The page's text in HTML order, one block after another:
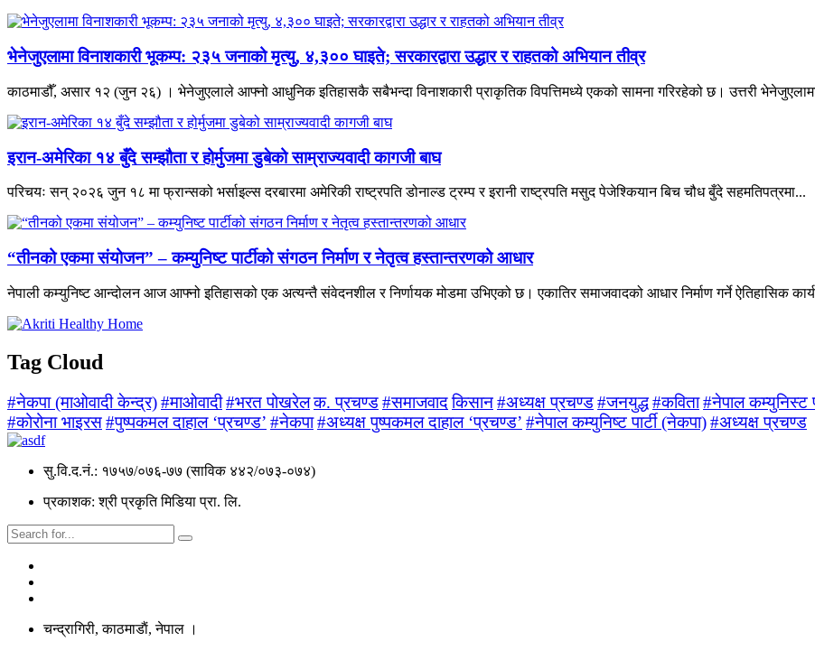
भेनेजुएलामा विनाशकारी भूकम्प: २३५ जनाको मृत्यु, ४,३०० घाइते; सरकारद्वारा उद्धार र राहतको अभियान तीव्र
काठमाडौँ, असार १२ (जुन २६) । भेनेजुएलाले आफ्नो आधुनिक इतिहासकै सबैभन्दा विनाशकारी प्राकृतिक विपत्तिमध्ये एकको सामना गरिरहेको छ। उत्तरी
इरान-अमेरिका १४ बुँदे सम्झौता र होर्मुजमा डुबेको साम्राज्यवादी कागजी बाघ
परिचयः सन् २०२६ जुन १८ मा फ्रान्सको भर्साइल्स दरबारमा अमेरिकी राष्ट्रपति डोनाल्ड ट्रम्प र इरानी राष्ट्रपति मसुद पेजेश्कियान बिच चौध बुँदे सहमतिपत्रमा...
“तीनको एकमा संयोजन” – कम्युनिष्ट पार्टीको संगठन निर्माण र नेतृत्व हस्तान्तरणको आधार
नेपाली कम्युनिष्ट आन्दोलन आज आफ्नो इतिहासको एक अत्यन्तै संवेदनशील र निर्णायक मोडमा उभिएको छ। एकातिर समाजवादको आधार निर्माण गर्ने ऐतिहासिक
Tag Cloud
#नेकपा (माओवादी केन्द्र)#माओवादी#भरत पोखरेलक. प्रचण्ड#समाजवादकिसान#अध्यक्ष प्रचण्ड#जनयुद्ध#कविता#नेपाल कम्युनिस्ट
#कोरोना भाइरस#पुष्पकमल दाहाल ‘प्रचण्ड’ #नेकपा#अध्यक्ष पुष्पकमल दाहाल ‘प्रचण्ड’ #नेपाल कम्युनिष्ट पार्टी (नेकपा)#अध्यक्ष प्रचण्ड
सु.वि.द.नं.: १७५७/०७६-७७ (साविक ४४२/०७३-०७४)
प्रकाशक: श्री प्रकृति मिडिया प्रा. लि.
चन्द्रागिरी, काठमाडाैं, नेपाल ।